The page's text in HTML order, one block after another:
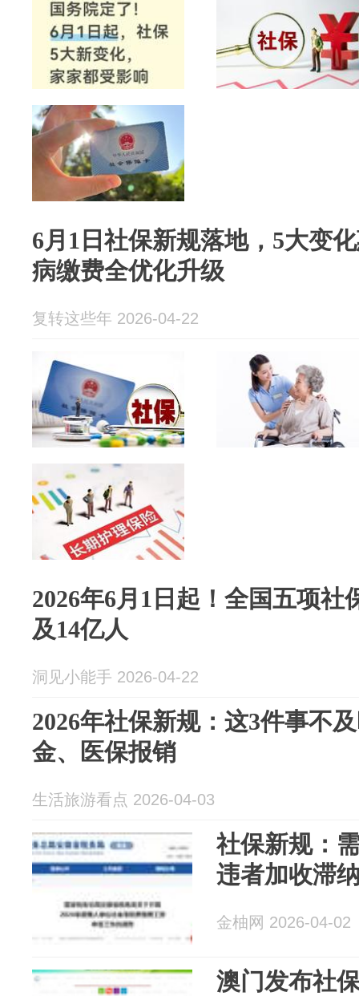
6月1日社保新规落地，5大变
病缴费全优化升级
复转这些年 2026-04-22
2026年6月1日起！全国五项社
及14亿人
洞见小能手 2026-04-22
2026年社保新规：这3件事不
金、医保报销
生活旅游看点 2026-04-03
社保新规：
违者加收滞
金柚网 2026-04-02
澳门发布社